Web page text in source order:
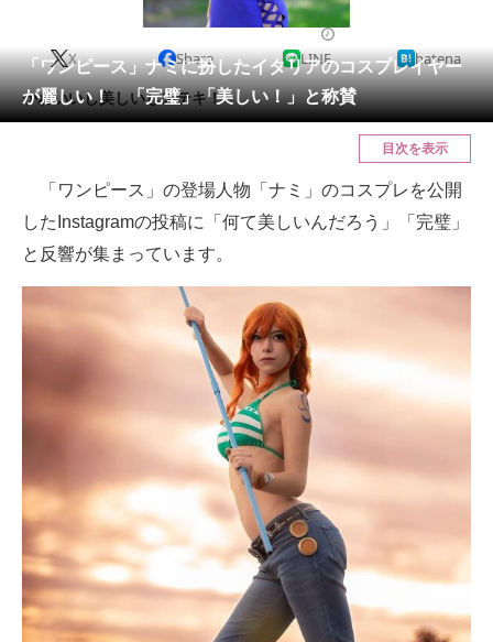
リサーチ
会員記事
メディア
スマホと通信の最新トレンド
進化するPCとデバイスの未来
好きが集まる 比べて選べる
ビジネスと働き方のヒント
企業ITのトレンドを詳説
経営リーダーのコミュニティ
マーケ×ITの今がよく分かる
ITエンジニア向け専門サイト
「ワンピース」ナミに扮したイタリアのコスプレイヤー
が麗しい！ 「完璧」「美しい！」と称賛
X Share LINE hatena
かわいいし美しいしステキ！
目次を表示
「ワンピース」の登場人物「ナミ」のコスプレを公開
したInstagramの投稿に「何て美しいんだろう」「完璧」
と反響が集まっています。